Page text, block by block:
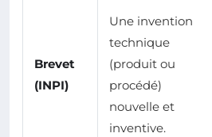
Brevet
(INPI)
Une invention
technique
(produit ou
procédé)
nouvelle et
inventive.